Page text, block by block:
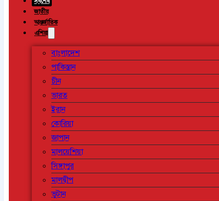
জাতীয়
আন্তর্জাতিক
এশিয়া
বাংলাদেশ
পাকিস্তান
চীন
ভারত
ইরান
কোরিয়া
জাপান
মালয়েশিয়া
সিঙ্গাপুর
মালদ্বীপ
ভুটান